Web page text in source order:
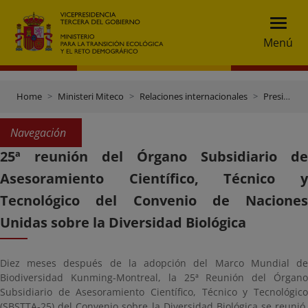
Menú
Home Ministeri Miteco Relaciones internacionales Presidencia española del Consejo de la UE (2º semestre 2023)
Navegación
25ª reunión del Órgano Subsidiario de
Asesoramiento Científico, Técnico y
Tecnológico del Convenio de Naciones
Unidas sobre la Diversidad Biológica
Diez meses después de la adopción del Marco Mundial de
Biodiversidad Kunming-Montreal, la 25ª Reunión del Órgano
Subsidiario de Asesoramiento Científico, Técnico y Tecnológico